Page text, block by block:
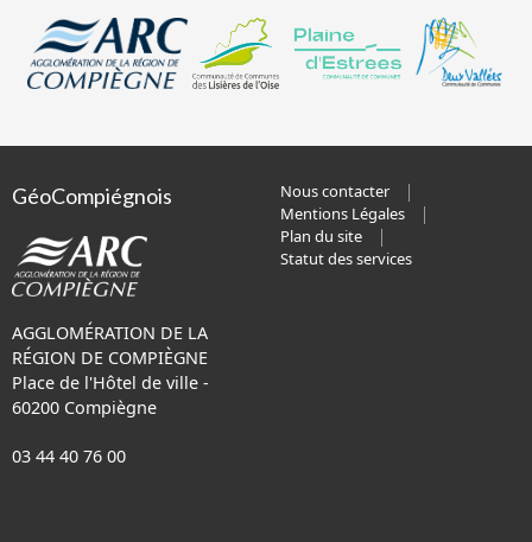
GéoCompiégnois
AGGLOMÉRATION DE LA
RÉGION DE COMPIÈGNE
Place de l'Hôtel de ville -
60200 Compiègne
03 44 40 76 00
Nous contacter
Mentions Légales
Plan du site
Statut des services